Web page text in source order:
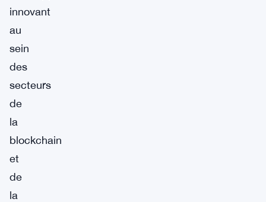
innovant
au
sein
des
secteurs
de
la
blockchain
et
de
la